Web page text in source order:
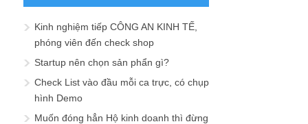
Kinh nghiệm tiếp CÔNG AN KINH TẾ,
phóng viên đến check shop
Startup nên chọn sản phẩn gì?
Check List vào đầu mỗi ca trực, có chụp
hình Demo
Muốn đóng hẳn Hộ kinh doanh thì đừng